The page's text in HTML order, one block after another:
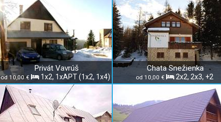
Privát Vavrúš
od 10,00 € 1x2, 1xAPT (1x2, 1x4)
Chata Snežienka
od 10,00 € 2x2, 2x3, +2